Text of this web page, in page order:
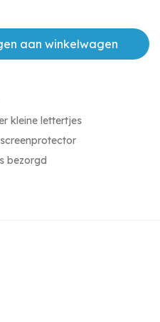
aan winkelwagen
kleine lettertjes
bezorgd